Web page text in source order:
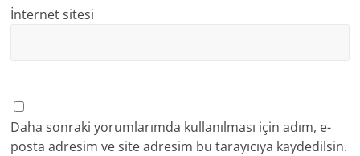
İnternet sitesi
Daha sonraki yorumlarımda kullanılması için adım, e-
posta adresim ve site adresim bu tarayıcıya kaydedilsin.